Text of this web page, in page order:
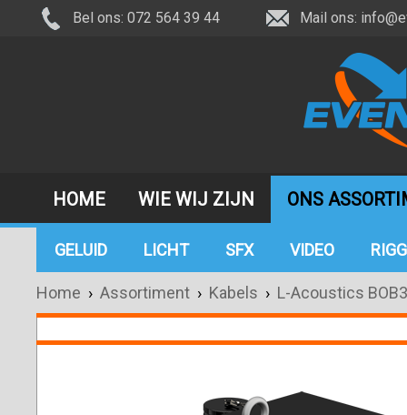
Bel ons: 072 564 39 44 Mail ons:
HOME WIE WIJ ZIJN ONS
GELUID LICHT SFX VIDEO
Home › Assortiment › Kabels › L-Acoustics